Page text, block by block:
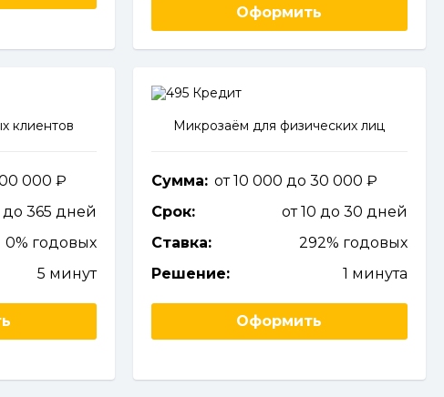
Оформить
клиентов
000
до 365 дней
0% годовых
5 минут
Микрозаём для физических лиц
Сумма: от 10 000 до 30 000
Срок:
от 10 до 30 дней
Ставка:
292% годовых
Решение:
1 минута
Оформить